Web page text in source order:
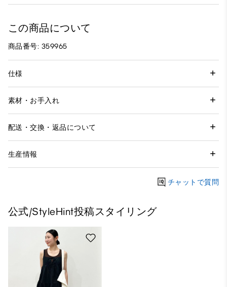
この商品について
商品番号: 359965
仕様
素材・お手入れ
配送・交換・返品について
生産情報
チャットで質問
公式/StyleHint投稿スタイリング